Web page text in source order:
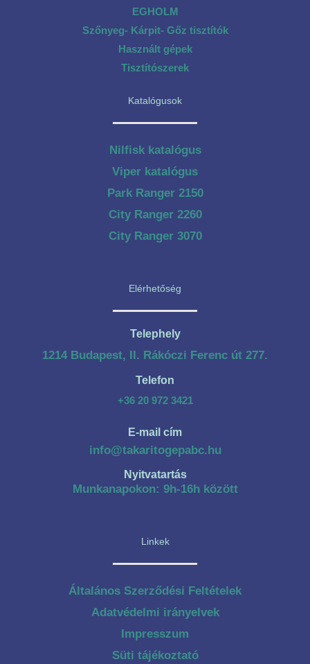
EGHOLM
Szőnyeg- Kárpit- Gőz tisztítók
Használt gépek
Tisztítószerek
Katalógusok
Nilfisk katalógus
Viper katalógus
Park Ranger 2150
City Ranger 2260
City Ranger 3070
Elérhetőség
Telephely
1214 Budapest, II. Rákóczi Ferenc út 277.
Telefon
+36 20 972 3421
E-mail cím
info@takaritogepabc.hu
Nyitvatartás
Munkanapokon: 9h-16h között
Linkek
Általános Szerződési Feltételek
Adatvédelmi irányelvek
Impresszum
Süti tájékoztató